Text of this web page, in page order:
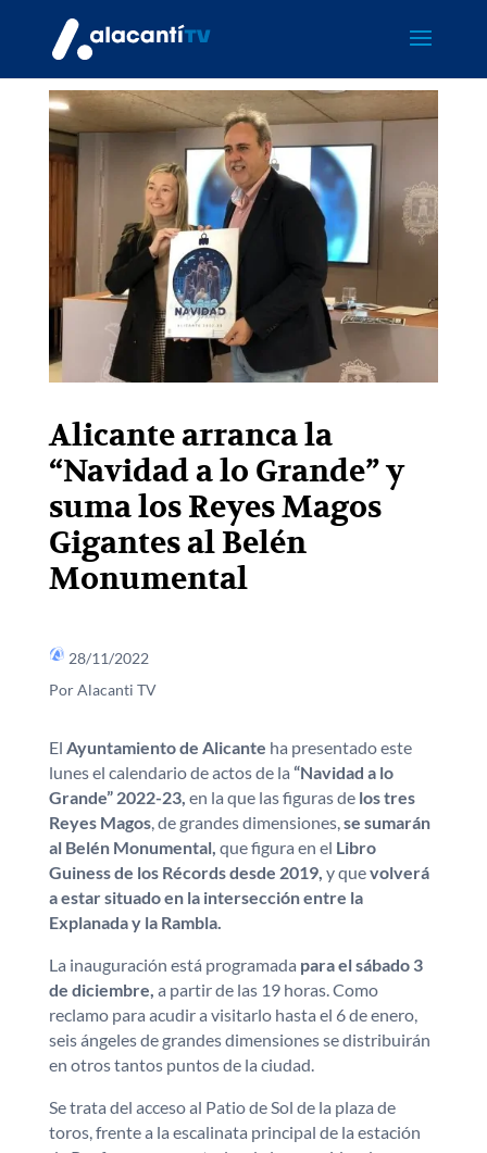
Alicante arranca la
“Navidad a lo Grande” y
suma los Reyes Magos
Gigantes al Belén
Monumental
28/11/2022
Por Alacanti TV
El Ayuntamiento de Alicante ha presentado este
lunes el calendario de actos de la “Navidad a lo
Grande” 2022-23, en la que las figuras de los tres
Reyes Magos, de grandes dimensiones, se sumarán
al Belén Monumental, que figura en el Libro
Guiness de los Récords desde 2019, y quevolverá
a estar situado en la intersección entre la
Explanada y la Rambla.
La inauguración está programada para el sábado 3
de diciembre, a partir de las 19 horas. Como
reclamo para acudir a visitarlo hasta el 6 de enero,
seis ángeles de grandes dimensiones se distribuirán
en otros tantos puntos de la ciudad.
Se trata del acceso al Patio de Sol de la plaza de
toros, frente a la escalinata principal de la estación